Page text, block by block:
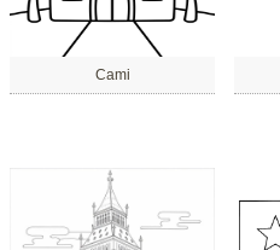
Cami